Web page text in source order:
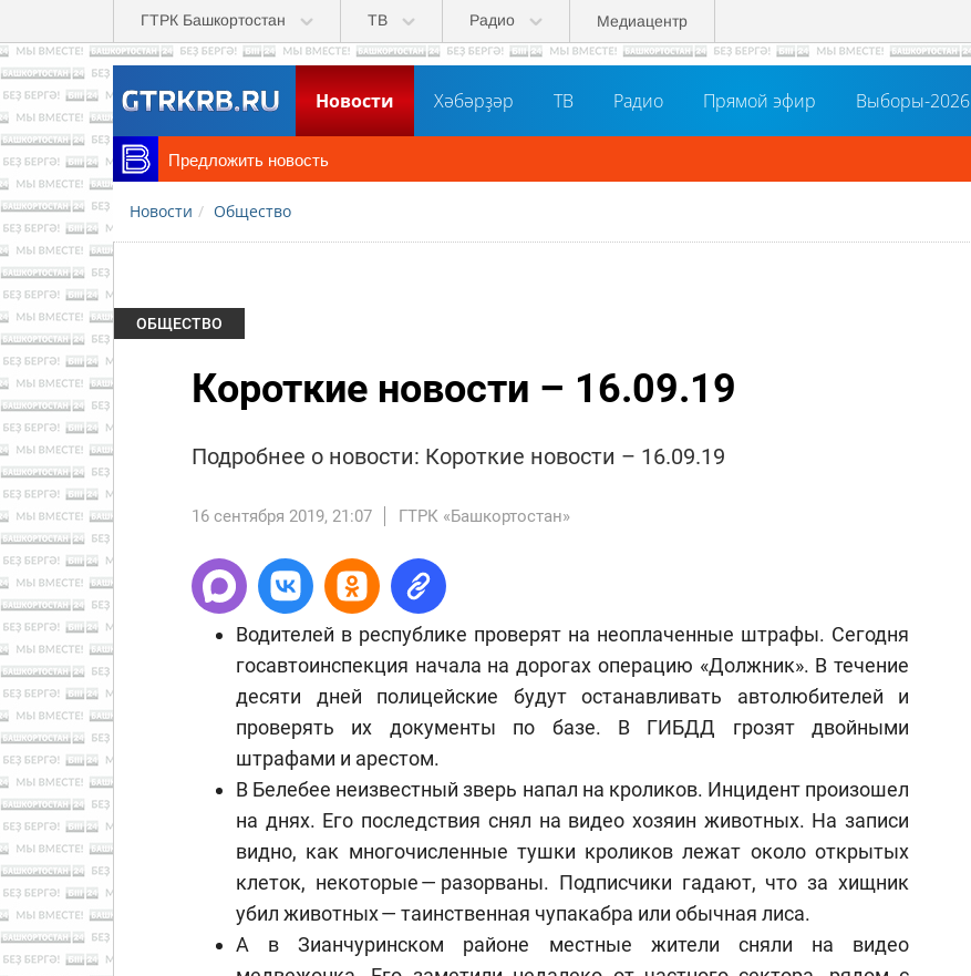
Перейти к основному содержанию
ГТРК Башкортостан ТВ Радио Медиацентр
Новости Хәбәрҙәр ТВ Радио Прямой эфир Выборы-2026
Предложить новость
Новости Общество
ОБЩЕСТВО
Короткие новости – 16.09.19
Подробнее о новости: Короткие новости – 16.09.19
16 сентября 2019, 21:07 ГТРК «Башкортостан»
Водителей в республике проверят на неоплаченные штрафы. Сегодня
госавтоинспекция начала на дорогах операцию «Должник». В течение
десяти дней полицейские будут останавливать автолюбителей и
проверять их документы по базе. В ГИБДД грозят двойными
штрафами и арестом.
В Белебее неизвестный зверь напал на кроликов. Инцидент произошел
на днях. Его последствия снял на видео хозяин животных. На записи
видно, как многочисленные тушки кроликов лежат около открытых
клеток, некоторые — разорваны. Подписчики гадают, что за хищник
убил животных — таинственная чупакабра или обычная лиса.
А в Зианчуринском районе местные жители сняли на видео